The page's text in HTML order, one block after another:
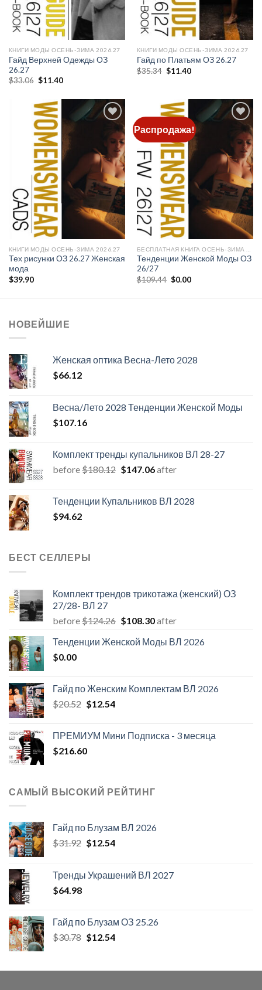
КНИГИ МОДЫ ОСЕНЬ-ЗИМА 2026.27
Гайд Верхней Одежды ОЗ
26.27
$33.06 Первоначальная
$33.06.
$11.40Текущая
КНИГИ МОДЫ ОСЕНЬ-ЗИМА 2026.27
Гайд по Платьям ОЗ 26.27
$35.34 Первоначальная
$11.40Текущая
Add to
wishlist
КНИГИ МОДЫ ОСЕНЬ-ЗИМА 2026.27
Тех рисунки ОЗ 26.27 Женская
мода
$39.90
Распродажа!
Add to
wishlist
Тенденции Женской Моды ОЗ
26/27
$109.44 Первоначальная
цена
$0.00Текущая
НОВЕЙШИЕ
Женская оптика Весна-Лето 2028
$66.12
Весна/Лето 2028 Тенденции Женской Моды
$107.16
Комплект тренды купальников ВЛ 28-27
before$180.12 Первоначальная
$180.12.
$147.06Текущая
after
Тенденции Купальников ВЛ 2028
$94.62
БЕСТ СЕЛЛЕРЫ
Комплект трендов трикотажа (женский) ОЗ
27/28- ВЛ 27
before$124.26 Первоначальная
составляла
$108.30Текущая
$108.30.
after
Тенденции Женской Моды ВЛ 2026
$0.00
Гайд по Женским Комплектам ВЛ 2026
$20.52 Первоначальная
$20.52.
$12.54Текущая
ПРЕМИУМ Мини Подписка - 3 месяца
$216.60
САМЫЙ ВЫСОКИЙ РЕЙТИНГ
Гайд по Блузам ВЛ 2026
$31.92 Первоначальная
$31.92.
$12.54Текущая
Тренды Украшений ВЛ 2027
$64.98
Гайд по Блузам ОЗ 25.26
$30.78 Первоначальная
$30.78.
$12.54Текущая